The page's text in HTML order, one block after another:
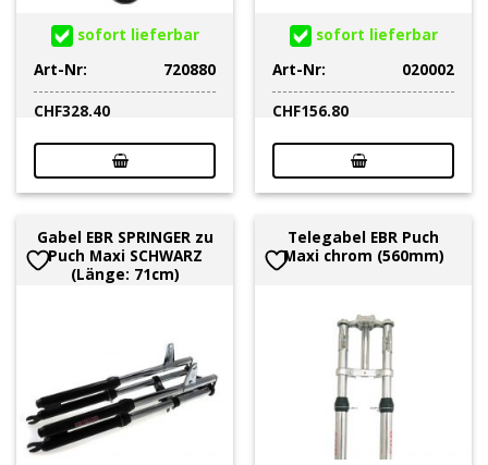
sofort lieferbar
Art-Nr:
720880
CHF328.40
sofort lieferbar
Art-Nr:
020002
CHF156.80
Gabel EBR SPRINGER zu
Puch Maxi SCHWARZ
(Länge: 71cm)
Telegabel EBR Puch
Maxi chrom (560mm)